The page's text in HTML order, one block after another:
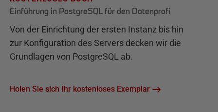
Einführung in PostgreSQL für den Datenprofi
Von der Einrichtung der ersten Instanz bis hin
zur Konfiguration des Servers decken wir die
Grundlagen von PostgreSQL ab.
Holen Sie sich Ihr kostenloses Exemplar